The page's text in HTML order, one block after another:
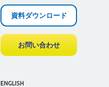
資料ダウンロード
お問い合わせ
ENGLISH